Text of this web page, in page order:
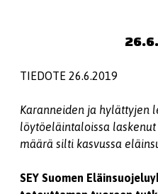
TIEDOTE 26.6.2019
Karanneiden ja hylättyjen
löytöeläintaloissa
määrä silti kasvussa
SEY Suomen